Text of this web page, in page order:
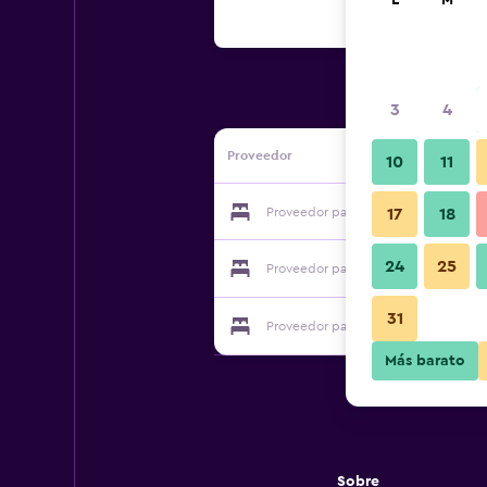
Proveedor
Proveedor para Bb Le Cinque Querce
Proveedor para Bb Le Cinque
Proveedor para Bb Le Cinque Querce
Sobre
3 4
10 11
17 18
24 25
31
Más barato